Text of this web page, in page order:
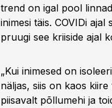
trend on igal pool
inimesi täis. COVIDi
pruugi see kriiside ajal
„Kui inimesed on
näljas, siis on kaos
piisavalt põllumehi ja